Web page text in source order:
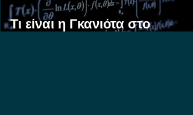
Τι είναι η Γκανιότα στο